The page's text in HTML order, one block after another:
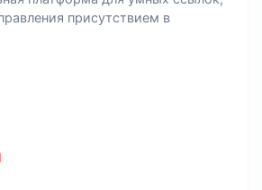
присутствием в